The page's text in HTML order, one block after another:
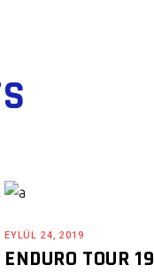
EYLÜL 24, 2019
ENDURO TOUR 19